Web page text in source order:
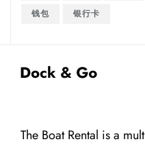
钱包
银行卡
The Boat Rental is a